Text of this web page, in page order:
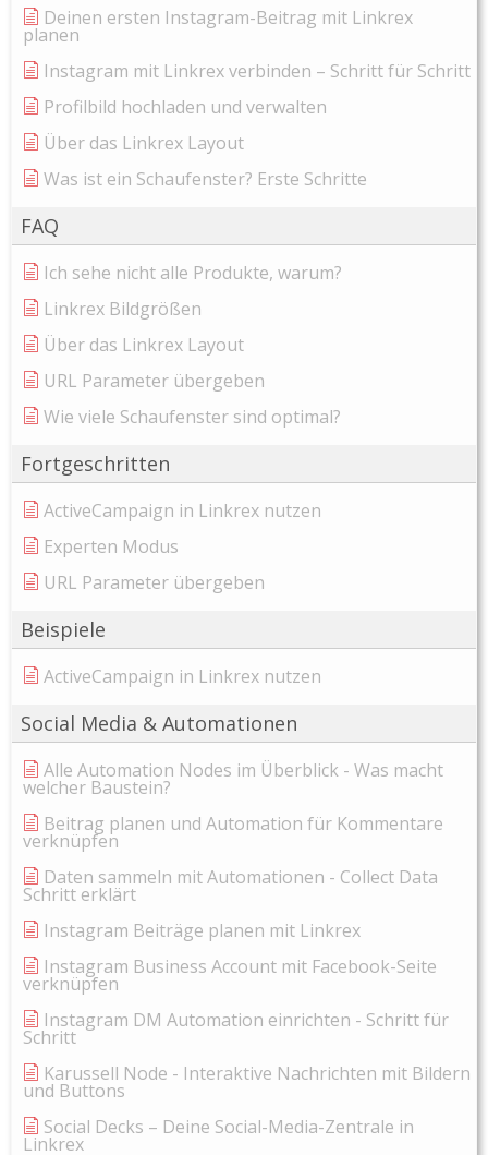
Deinen ersten Instagram-Beitrag mit Linkrex
planen
Instagram mit Linkrex verbinden – Schritt für Schritt
Profilbild hochladen und verwalten
Über das Linkrex Layout
Was ist ein Schaufenster? Erste Schritte
FAQ
Ich sehe nicht alle Produkte, warum?
Linkrex Bildgrößen
Über das Linkrex Layout
URL Parameter übergeben
Wie viele Schaufenster sind optimal?
Fortgeschritten
ActiveCampaign in Linkrex nutzen
Experten Modus
URL Parameter übergeben
Beispiele
ActiveCampaign in Linkrex nutzen
Social Media & Automationen
Alle Automation Nodes im Überblick - Was macht
welcher Baustein?
Beitrag planen und Automation für Kommentare
verknüpfen
Daten sammeln mit Automationen - Collect Data
Schritt erklärt
Instagram Beiträge planen mit Linkrex
Instagram Business Account mit Facebook-Seite
verknüpfen
Instagram DM Automation einrichten - Schritt für
Schritt
Karussell Node - Interaktive Nachrichten mit Bildern
und Buttons
Social Decks – Deine Social-Media-Zentrale in
Linkrex